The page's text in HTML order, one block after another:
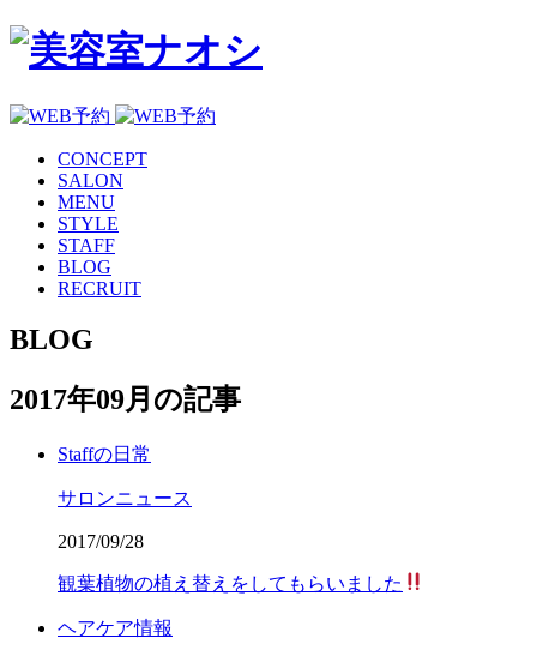
CONCEPT
SALON
MENU
STYLE
STAFF
BLOG
RECRUIT
BLOG
2017年09月の記事
Staffの日常
サロンニュース
2017/09/28
観葉植物の植え替えをしてもらいました
ヘアケア情報